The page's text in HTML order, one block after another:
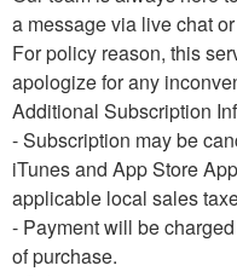
a message via live chat
For policy reason, this
apologize for any
Additional Subscription
- Subscription may be
iTunes and App Store
applicable local sales
- Payment will be
of purchase.